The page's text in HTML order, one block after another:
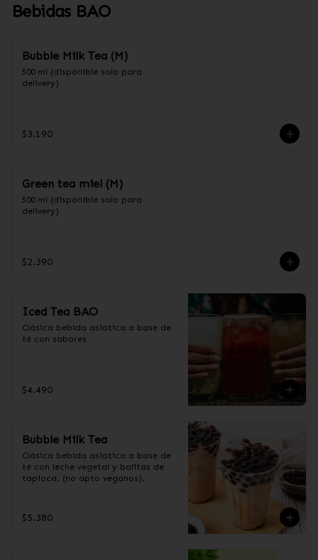
Bebidas BAO
Bubble Milk Tea (M)
500 ml (disponible solo para
delivery)
$3.190
Green tea miel (M)
500 ml (disponible solo para
delivery)
$2.390
Iced Tea BAO
Clásica bebida asiatica a base de
té con sabores
$4.490
Bubble Milk Tea
Clásica bebida asiatica a base de
té con leche vegetal y bolitas de
tapioca. (no apto veganos).
$5.380